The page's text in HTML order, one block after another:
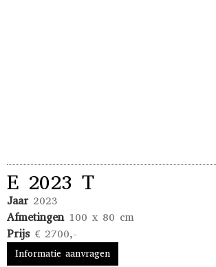
E 2023 T
Jaar 2023
Afmetingen 100 x 80 cm
Prijs € 2700,-
Informatie aanvragen